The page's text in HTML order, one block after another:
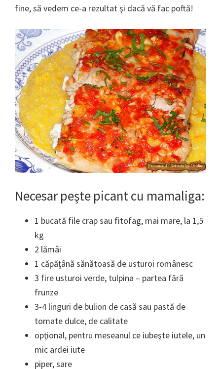
fine, să vedem ce-a rezultat şi dacă vă fac poftă!
Necesar peşte picant cu mamaliga:
1 bucată file crap sau fitofag, mai mare, la 1,5
kg
2 lămâi
1 căpăţână sănătoasă de usturoi românesc
3 fire usturoi verde, tulpina – partea fără
frunze
3-4 linguri de bulion de casă sau pastă de
tomate dulce, de calitate
opţional, pentru meseanul ce iubeşte iutele, un
mic ardei iute
piper, sare